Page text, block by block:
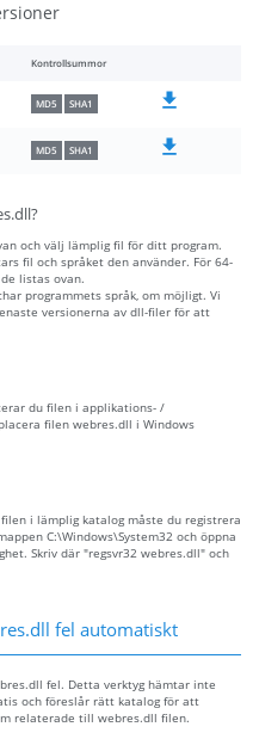
Kontrollsummor
MD5 SHA1
MD5 SHA1
och välj lämplig fil för ditt program.
fil och språket den använder. För 64-
listas ovan.
programmets språk, om möjligt. Vi
versionerna av dll-filer för att
du filen i applikations- /
filen webres.dll i Windows
i lämplig katalog måste du registrera
C:\Windows\System32 och öppna
Skriv där "regsvr32 webres.dll" och
fel automatiskt
fel. Detta verktyg hämtar inte
och föreslår rätt katalog för att
relaterade till webres.dll filen.